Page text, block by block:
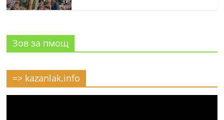
Зов за пмощ
=> kazanlak.info